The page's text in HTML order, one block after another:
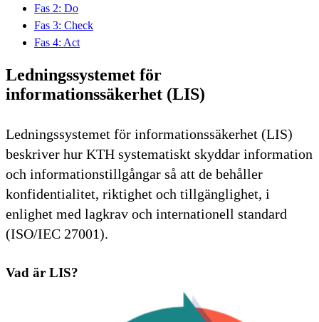
Fas 2: Do
Fas 3: Check
Fas 4: Act
Ledningssystemet för
informationssäkerhet (LIS)
Ledningssystemet för informationssäkerhet (LIS)
beskriver hur KTH systematiskt skyddar information
och informationstillgångar så att de behåller
konfidentialitet, riktighet och tillgänglighet, i
enlighet med lagkrav och internationell standard
(ISO/IEC 27001).
Vad är LIS?